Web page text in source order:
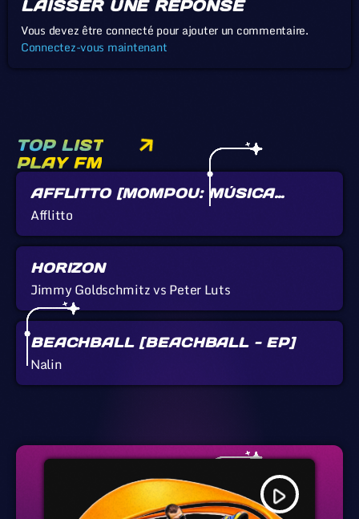
LAISSER UNE RÉPONSE
Vous devez être connecté pour ajouter un commentaire.
Connectez-vous maintenant
TOP LIST
PLAY FM
AFFLITTO [MOMPOU: MÚSICA
CALLADA]
Afflitto
HORIZON
Jimmy Goldschmitz vs Peter Luts
BEACHBALL [BEACHBALL - EP]
Nalin
play_arrow